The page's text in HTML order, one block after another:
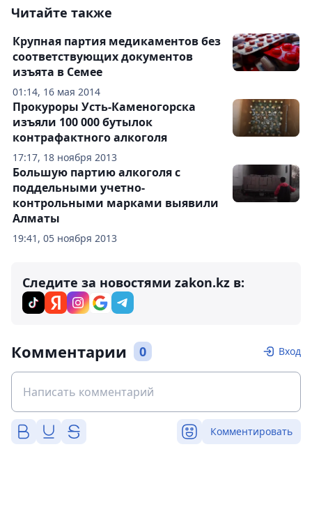
Читайте также
01:14, 16 мая 2014
Крупная партия медикаментов без
соответствующих документов
изъята в Семее
17:17, 18 ноября 2013
Прокуроры Усть-Каменогорска
изъяли 100 000 бутылок
контрафактного алкоголя
19:41, 05 ноября 2013
Большую партию алкоголя с
поддельными учетно-
контрольными марками выявили
Алматы
Следите за новостями zakon.kz в:
Комментарии 0 Вход
Комментировать